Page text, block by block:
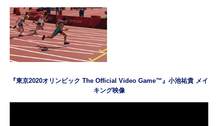
『東京2020オリンピック The Official Video Game™』小池祐貴 メイ
キング映像